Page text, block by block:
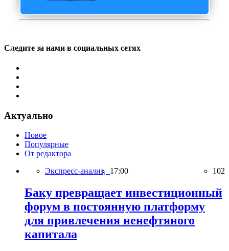
Следите за нами в социальных сетях
Актуально
Новое
Популярные
От редактора
Экспресс-анализ, 17:00 102
Баку превращает инвестиционный
форум в постоянную платформу
для привлечения ненефтяного
капитала